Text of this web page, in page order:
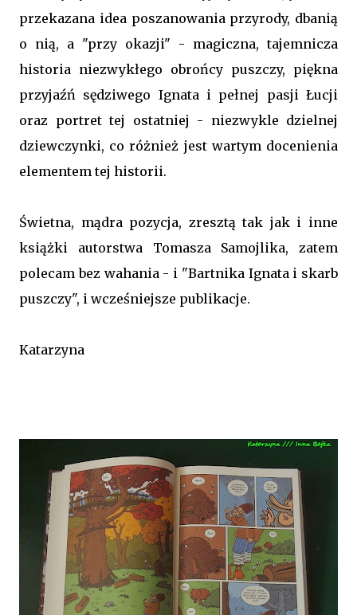
przekazana idea poszanowania przyrody, dbanią
o nią, a "przy okazji" - magiczna, tajemnicza
historia niezwykłego obrońcy puszczy, piękna
przyjaźń sędziwego Ignata i pełnej pasji Łucji
oraz portret tej ostatniej - niezwykle dzielnej
dziewczynki, co różnież jest wartym docenienia
elementem tej historii.
Świetna, mądra pozycja, zresztą tak jak i inne
książki autorstwa Tomasza Samojlika, zatem
polecam bez wahania - i "Bartnika Ignata i skarb
puszczy", i wcześniejsze publikacje.
Katarzyna